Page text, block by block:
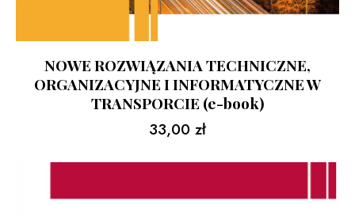
NOWE ROZWIĄZANIA TECHNICZNE,
ORGANIZACYJNE I INFORMATYCZNE W
TRANSPORCIE (e-book)
33,00 zł